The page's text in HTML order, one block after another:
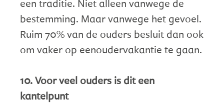
een traditie. Niet alleen vanwege de
bestemming. Maar vanwege het gevoel.
Ruim 70% van de ouders besluit dan ook
om vaker op eenoudervakantie te gaan.
10. Voor veel ouders is dit een
kantelpunt